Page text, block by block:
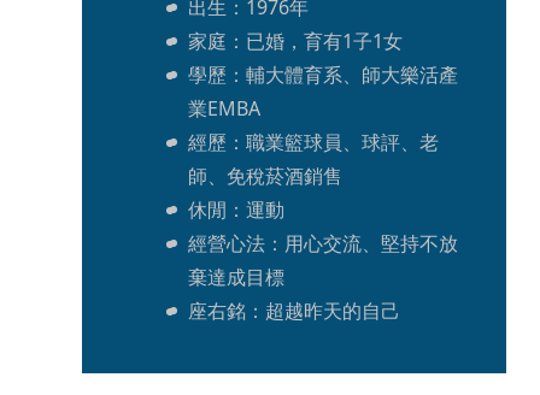
出生：1976年
家庭：已婚，育有1子1女
學歷：輔大體育系、師大樂活產
業EMBA
經歷：職業籃球員、球評、老
師、免稅菸酒銷售
休閒：運動
經營心法：用心交流、堅持不放
棄達成目標
座右銘：超越昨天的自己